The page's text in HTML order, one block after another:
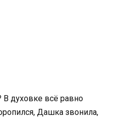
В духовке всё равно
Дашка звонила,